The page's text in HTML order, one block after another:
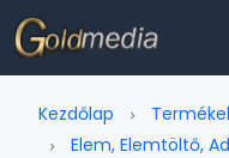
Kezdőlap
Elem, Elemtöltő,